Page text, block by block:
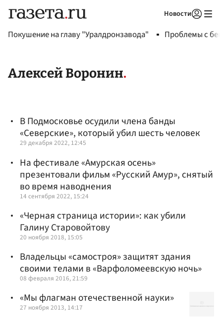
Новости
Покушение на главу "Уралдронзавода" Проблемы с
Алексей Воронин
В Подмосковье осудили члена банды
«Северские», который убил шесть человек
29 декабря 2022, 12:45
На фестивале «Амурская осень»
презентовали фильм «Русский Амур», снятый
во время наводнения
14 сентября 2022, 15:24
«Черная страница истории»: как убили
Галину Старовойтову
20 ноября 2018, 15:05
Владельцы «самостроя» защитят здания
своими телами в «Варфоломеевскую ночь»
08 февраля 2016, 21:59
«Мы флагман отечественной науки»
27 ноября 2013, 14:17